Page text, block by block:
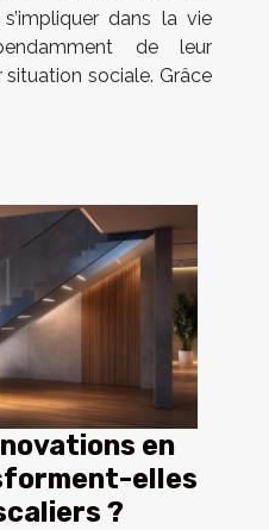
dans la vie
de leur
sociale. Grâce
en
elles
?